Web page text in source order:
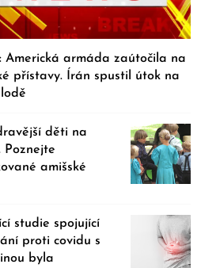
Americká armáda zaútočila na
přístavy. Írán spustil útok na
děti na
Poznejte
amišské
studie spojující
proti covidu s
byla